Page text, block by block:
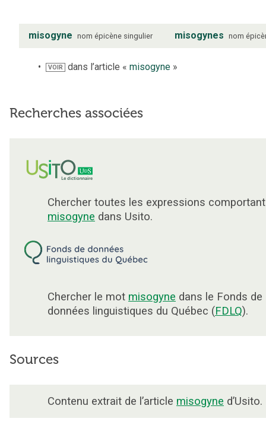
misogyne nom épicène singulier misogynes nom
VOIR dans l’article «misogyne »
Recherches associées
Chercher toutes les expressions
misogyne dans Usito.
Chercher le mot misogyne dans le Fonds de
données linguistiques du Québec (FDLQ).
Sources
Contenu extrait de l’article misogyne d’Usito.